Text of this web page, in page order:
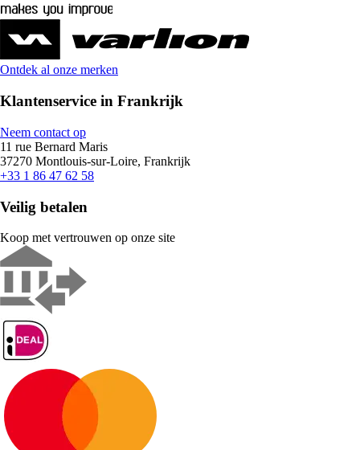
Ontdek al onze merken
Klantenservice in Frankrijk
Neem contact op
11 rue Bernard Maris
37270 Montlouis-sur-Loire, Frankrijk
+33 1 86 47 62 58
Veilig betalen
Koop met vertrouwen op onze site